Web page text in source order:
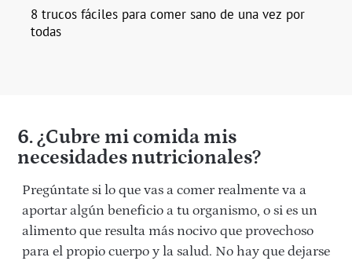
8 trucos fáciles para comer sano de una vez por
todas
6. ¿Cubre mi comida mis
necesidades nutricionales?
Pregúntate si lo que vas a comer realmente va a
aportar algún beneficio a tu organismo, o si es un
alimento que resulta más nocivo que provechoso
para el propio cuerpo y la salud. No hay que dejarse